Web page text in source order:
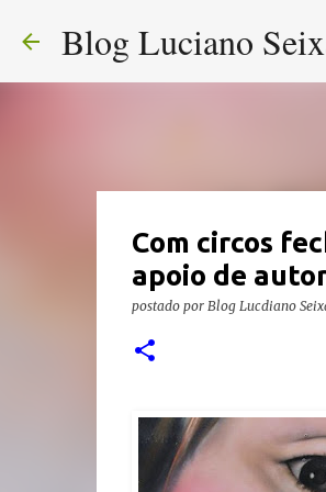
Blog Luciano
Com circos
apoio de
postado por Blog Lucdiano